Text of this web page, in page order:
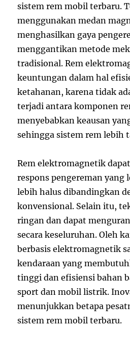
sistem rem mobil terbaru.
menggunakan medan
menghasilkan gaya
menggantikan metode
tradisional. Rem
keuntungan dalam hal
ketahanan, karena tidak
terjadi antara komponen
menyebabkan keausan
sehingga sistem rem lebih
Rem elektromagnetik
respons pengereman yang
lebih halus dibandingkan
konvensional. Selain itu,
ringan dan dapat
secara keseluruhan. Oleh
berbasis elektromagnetik
kendaraan yang
tinggi dan efisiensi bahan
sport dan mobil listrik.
menunjukkan betapa
sistem rem mobil terbaru.